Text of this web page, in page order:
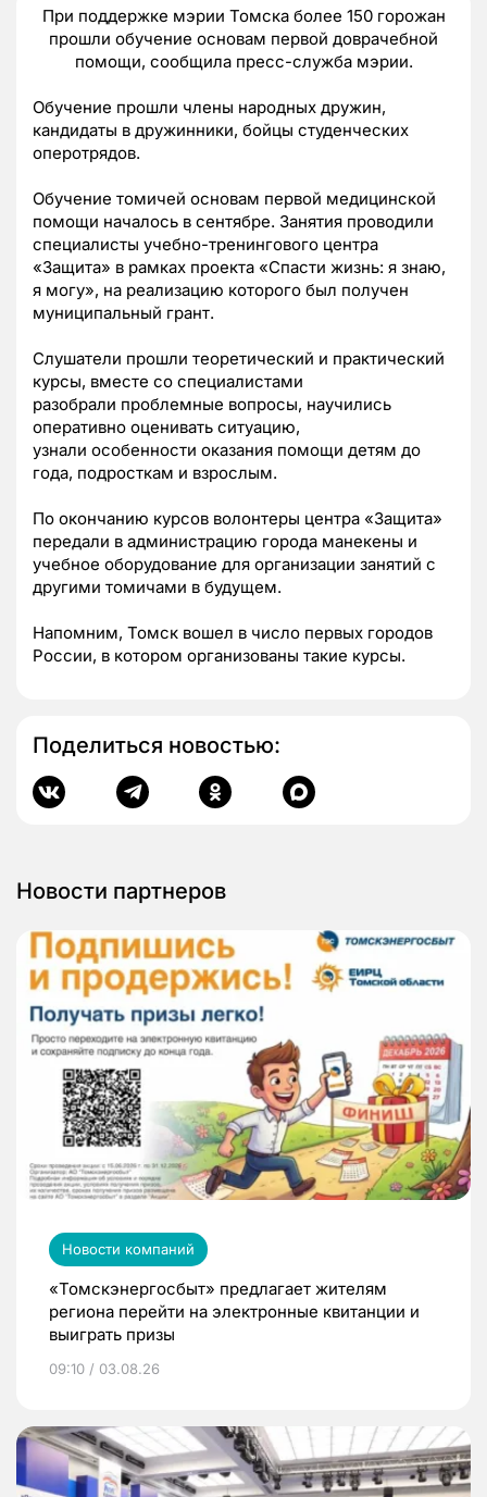
При поддержке мэрии Томска более 150 горожан
прошли обучение основам первой доврачебной
помощи, сообщила пресс-служба мэрии.
Обучение прошли члены народных дружин,
кандидаты в дружинники, бойцы студенческих
оперотрядов.
Обучение томичей основам первой медицинской
помощи началось в сентябре. Занятия проводили
специалисты учебно-тренингового центра
«Защита» в рамках проекта «Спасти жизнь: я знаю,
я могу», на реализацию которого был получен
муниципальный грант.
Слушатели прошли теоретический и практический
курсы, вместе со специалистами
разобрали проблемные вопросы, научились
оперативно оценивать ситуацию,
узнали особенности оказания помощи детям до
года, подросткам и взрослым.
По окончанию курсов волонтеры центра «Защита»
передали в администрацию города манекены и
учебное оборудование для организации занятий с
другими томичами в будущем.
Напомним, Томск вошел в число первых городов
России, в котором организованы такие курсы.
Поделиться новостью:
Новости партнеров
Новости компаний
«Томскэнергосбыт» предлагает жителям
региона перейти на электронные квитанции и
выиграть призы
09:10 / 03.08.26